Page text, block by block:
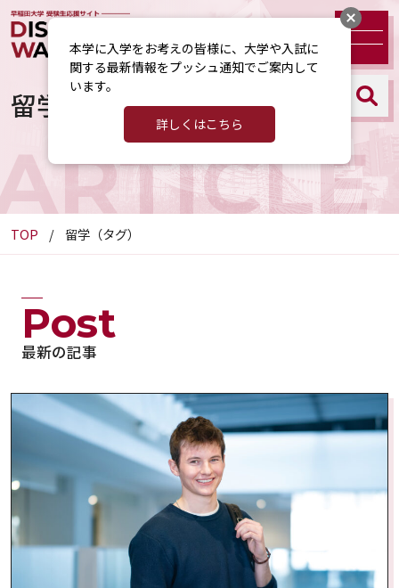
留学（タグ）
TOP 留学（タグ）
最新の記事
Post
本学に入学をお考えの皆様に、大学や入試に
関する最新情報をプッシュ通知でご案内して
います。
詳しくはこちら